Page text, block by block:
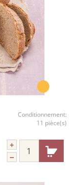
Conditionnement:
11 pièce(s)